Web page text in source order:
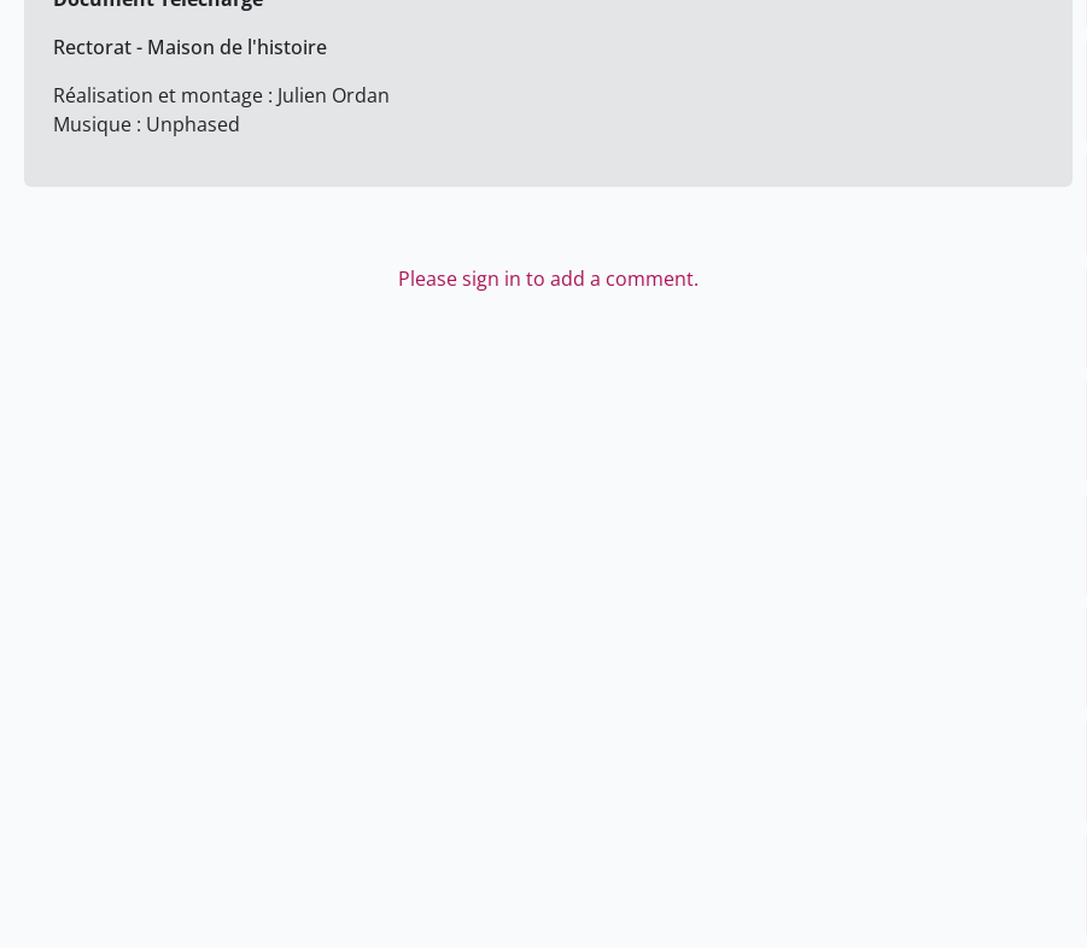
Rectorat - Maison de l'histoire
Réalisation et montage : Julien Ordan
Musique : Unphased
Please sign in to add a comment.